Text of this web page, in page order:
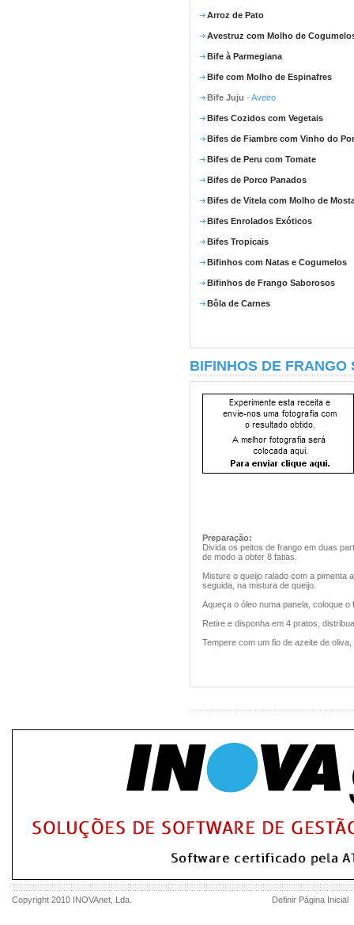
Arroz de Pato
Avestruz com Molho de
Bife à Parmegiana
Bife com Molho de Espinafres
Bife Juju - Aveiro
Bifes Cozidos com Vegetais
Bifes de Fiambre com Vinho do
Bifes de Peru com Tomate
Bifes de Porco Panados
Bifes de Vitela com Molho de
Bifes Enrolados Exóticos
Bifes Tropicais
Bifinhos com Natas e Cogumelos
Bifinhos de Frango Saborosos
Bôla de Carnes
BIFINHOS DE FRANGO
Preparação:
Divida os peitos de frango em duas
de modo a obter 8 fatias.
Misture o queijo ralado com a pimenta
seguida, na mistura de queijo.
Aqueça o óleo numa panela, coloque o
Retire e disponha em 4 pratos,
Tempere com um fio de azeite de
Copyright 2010 INOVAnet , Lda. Definir Página Inicial